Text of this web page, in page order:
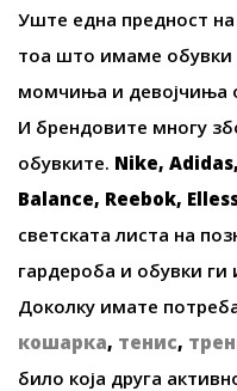
Уште една предност на
тоа што имаме обувки
момчиња и девојчиња
И брендовите многу
обувките. Nike,
Balance, Reebok,
светската листа на
гардероба и обувки
Доколку имате
кошарка, тенис,
било која друга